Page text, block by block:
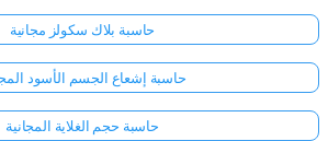
حاسبة بلاك سكولز مجانية
حاسبة إشعاع الجسم الأسود
حاسبة حجم الغلاية المجانية